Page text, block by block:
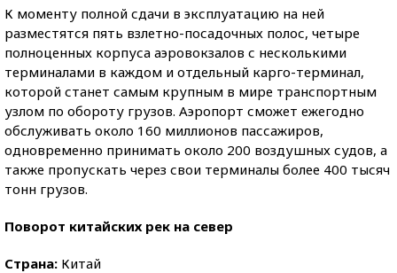
К моменту полной сдачи в эксплуатацию на ней
разместятся пять взлетно-посадочных полос, четыре
полноценных корпуса аэровокзалов с несколькими
терминалами в каждом и отдельный карго-терминал,
которой станет самым крупным в мире транспортным
узлом по обороту грузов. Аэропорт сможет ежегодно
обслуживать около 160 миллионов пассажиров,
одновременно принимать около 200 воздушных судов, а
также пропускать через свои терминалы более 400 тысяч
тонн грузов.
Поворот китайских рек на север
Страна: Китай